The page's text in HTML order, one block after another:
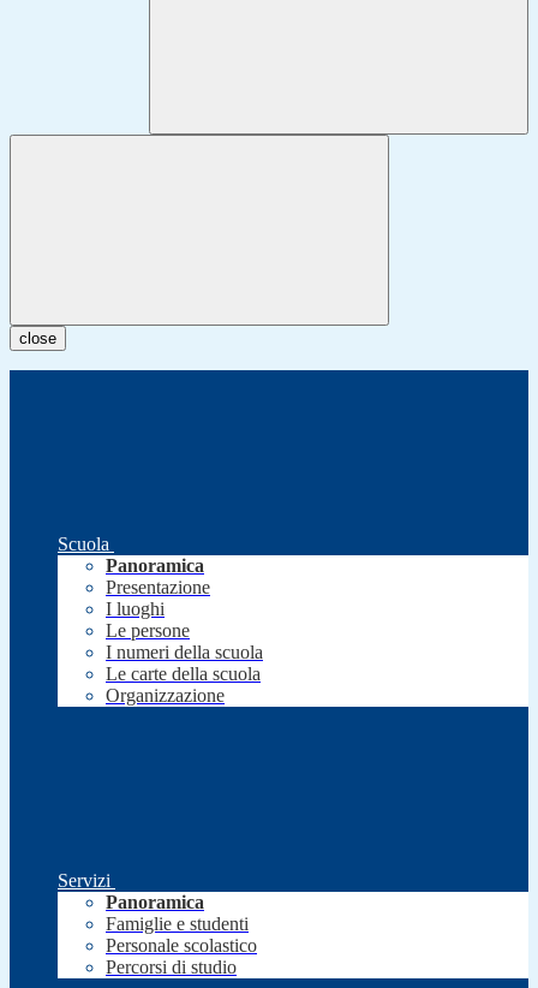
close
Scuola
Panoramica
Presentazione
I luoghi
Le persone
I numeri della scuola
Le carte della scuola
Organizzazione
Servizi
Panoramica
Famiglie e studenti
Personale scolastico
Percorsi di studio